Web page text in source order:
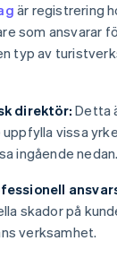
är registrering
som ansvarar
typ av
direktör: Detta
vissa
ingående nedan.
skador på
verksamhet.